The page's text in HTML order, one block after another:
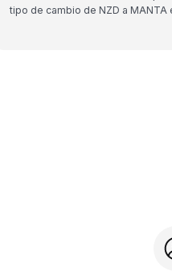
tipo de cambio de NZD a MANTA